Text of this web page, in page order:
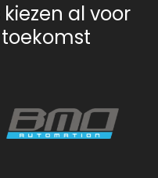
al voor